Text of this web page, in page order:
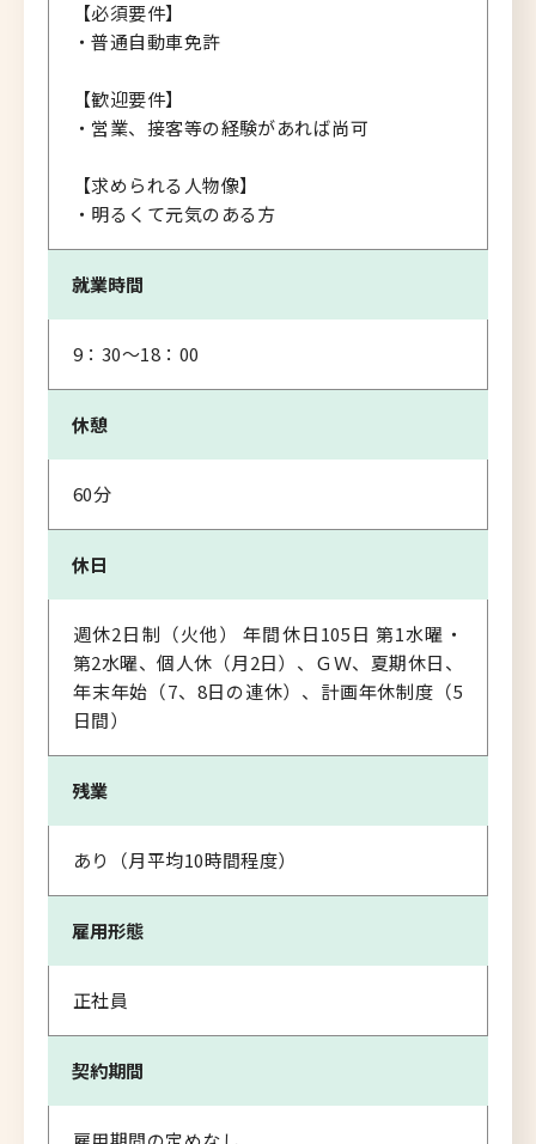
【必須要件】
・普通自動車免許
【歓迎要件】
・営業、接客等の経験があれば尚可
【求められる人物像】
・明るくて元気のある方
就業時間
9：30～18：00
休憩
60分
休日
週休2日制（火他） 年間休日105日 第1水曜・
第2水曜、個人休（月2日）、ＧＷ、夏期休日、
年末年始（7、8日の連休）、計画年休制度（5
日間）
残業
あり（月平均10時間程度）
雇用形態
正社員
契約期間